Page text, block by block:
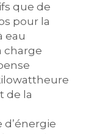
que de
pour la
eau
charge
de la
d’énergie